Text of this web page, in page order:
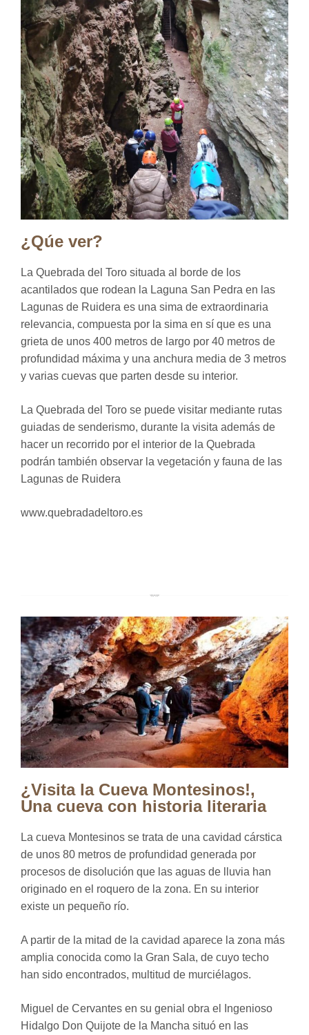
¿Qúe ver?
La Quebrada del Toro situada al borde de los
acantilados que rodean la Laguna San Pedra en las
Lagunas de Ruidera es una sima de extraordinaria
relevancia, compuesta por la sima en sí que es una
grieta de unos 400 metros de largo por 40 metros de
profundidad máxima y una anchura media de 3 metros
y varias cuevas que parten desde su interior.
La Quebrada del Toro se puede visitar mediante rutas
guiadas de senderismo, durante la visita además de
hacer un recorrido por el interior de la Quebrada
podrán también observar la vegetación y fauna de las
Lagunas de Ruidera
www.quebradadeltoro.es
¿Visita la Cueva Montesinos!,
Una cueva con historia literaria
La cueva Montesinos se trata de una cavidad cárstica
de unos 80 metros de profundidad generada por
procesos de disolución que las aguas de lluvia han
originado en el roquero de la zona. En su interior
existe un pequeño río.
A partir de la mitad de la cavidad aparece la zona más
amplia conocida como la Gran Sala, de cuyo techo
han sido encontrados, multitud de murciélagos.
Miguel de Cervantes en su genial obra el Ingenioso
Hidalgo Don Quijote de la Mancha situó en las